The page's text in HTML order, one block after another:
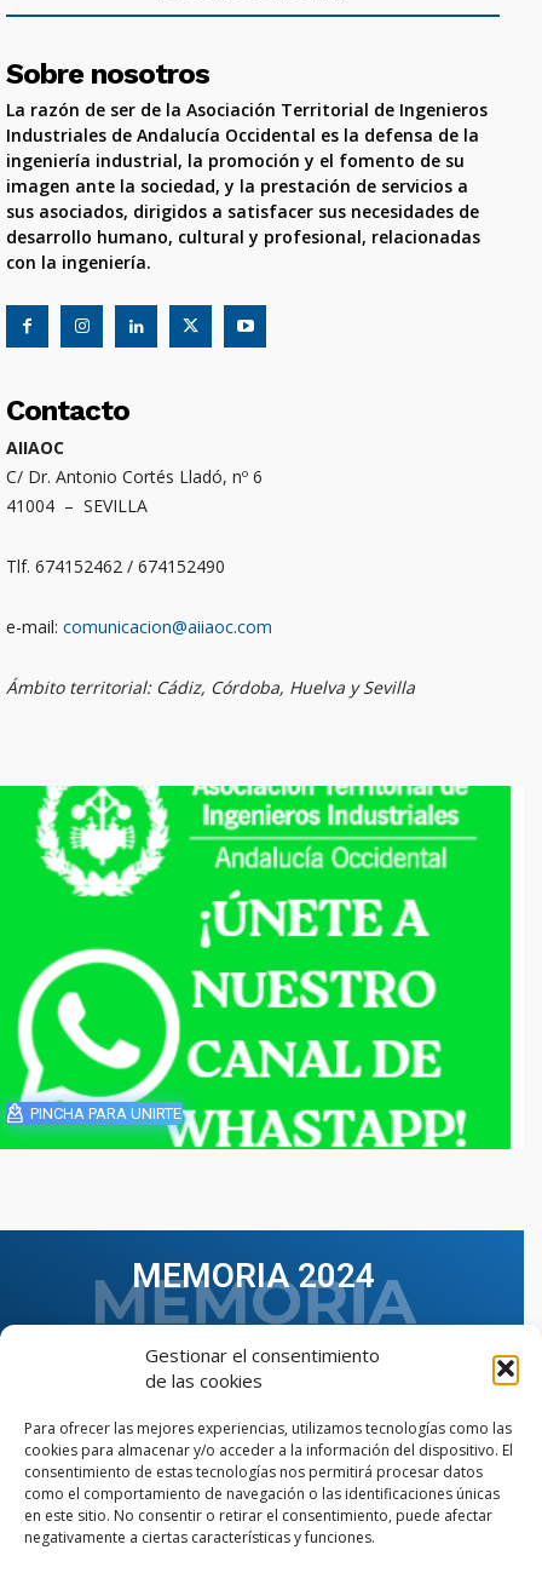
Gestionar el consentimiento
de las cookies
Para ofrecer las mejores experiencias, utilizamos tecnologías como las
cookies para almacenar y/o acceder a la información del dispositivo. El
consentimiento de estas tecnologías nos permitirá procesar datos
como el comportamiento de navegación o las identificaciones únicas
en este sitio. No consentir o retirar el consentimiento, puede afectar
negativamente a ciertas características y funciones.
Sobre nosotros
La razón de ser de la Asociación Territorial de Ingenieros
Industriales de Andalucía Occidental es la defensa de la
ingeniería industrial, la promoción y el fomento de su
imagen ante la sociedad, y la prestación de servicios a
sus asociados, dirigidos a satisfacer sus necesidades de
desarrollo humano, cultural y profesional, relacionadas
con la ingeniería.
Contacto
AIIAOC
C/ Dr. Antonio Cortés Lladó, nº 6
41004 – SEVILLA
Tlf. 674152462 / 674152490
e-mail: comunicacion@aiiaoc.com
Ámbito territorial: Cádiz, Córdoba, Huelva y Sevilla
PINCHA PARA UNIRTE
MEMORIA 2024